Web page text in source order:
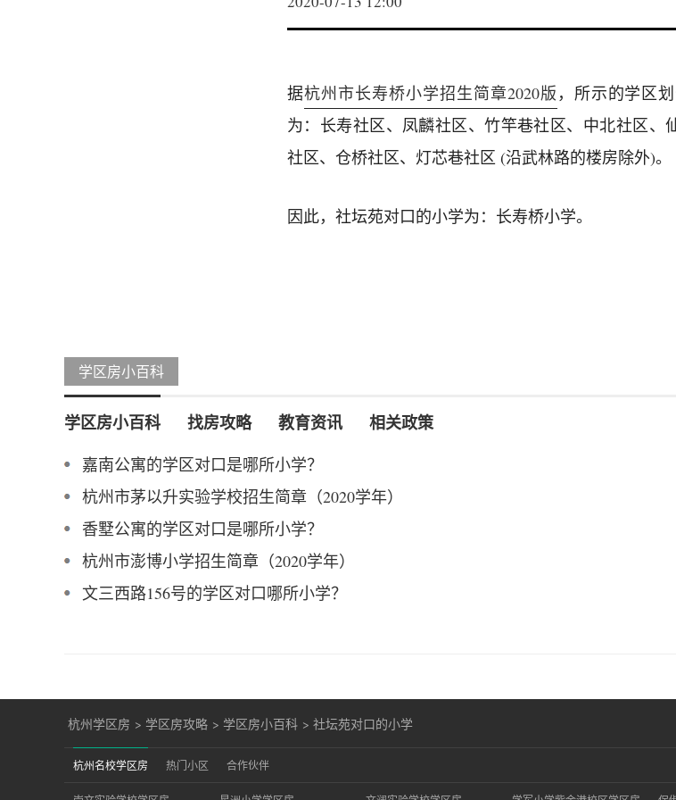
据杭州市长寿桥小学招生简章2020版 ，所示的学区
为：长寿社区、凤麟社区、竹竿巷社区、中北社区、
社区、仓桥社区、灯芯巷社区 (沿武林路的楼房除外)。
因此，社坛苑对口的小学为：长寿桥小学。
学区房小百科
学区房小百科 找房攻略 教育资讯 相关政策
嘉南公寓的学区对口是哪所小学？
杭州市茅以升实验学校招生简章（2020学年）
香墅公寓的学区对口是哪所小学？
杭州市澎博小学招生简章（2020学年）
文三西路156号的学区对口哪所小学？
杭州学区房 > 学区房攻略 > 学区房小百科 > 社坛苑对口的小学
杭州名校学区房 热门小区 合作伙伴